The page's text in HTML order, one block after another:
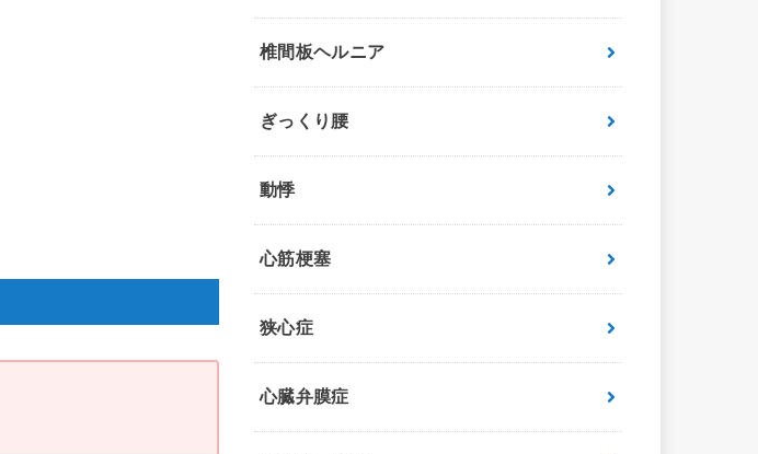
椎間板ヘルニア
ぎっくり腰
動悸
心筋梗塞
狭心症
心臓弁膜症